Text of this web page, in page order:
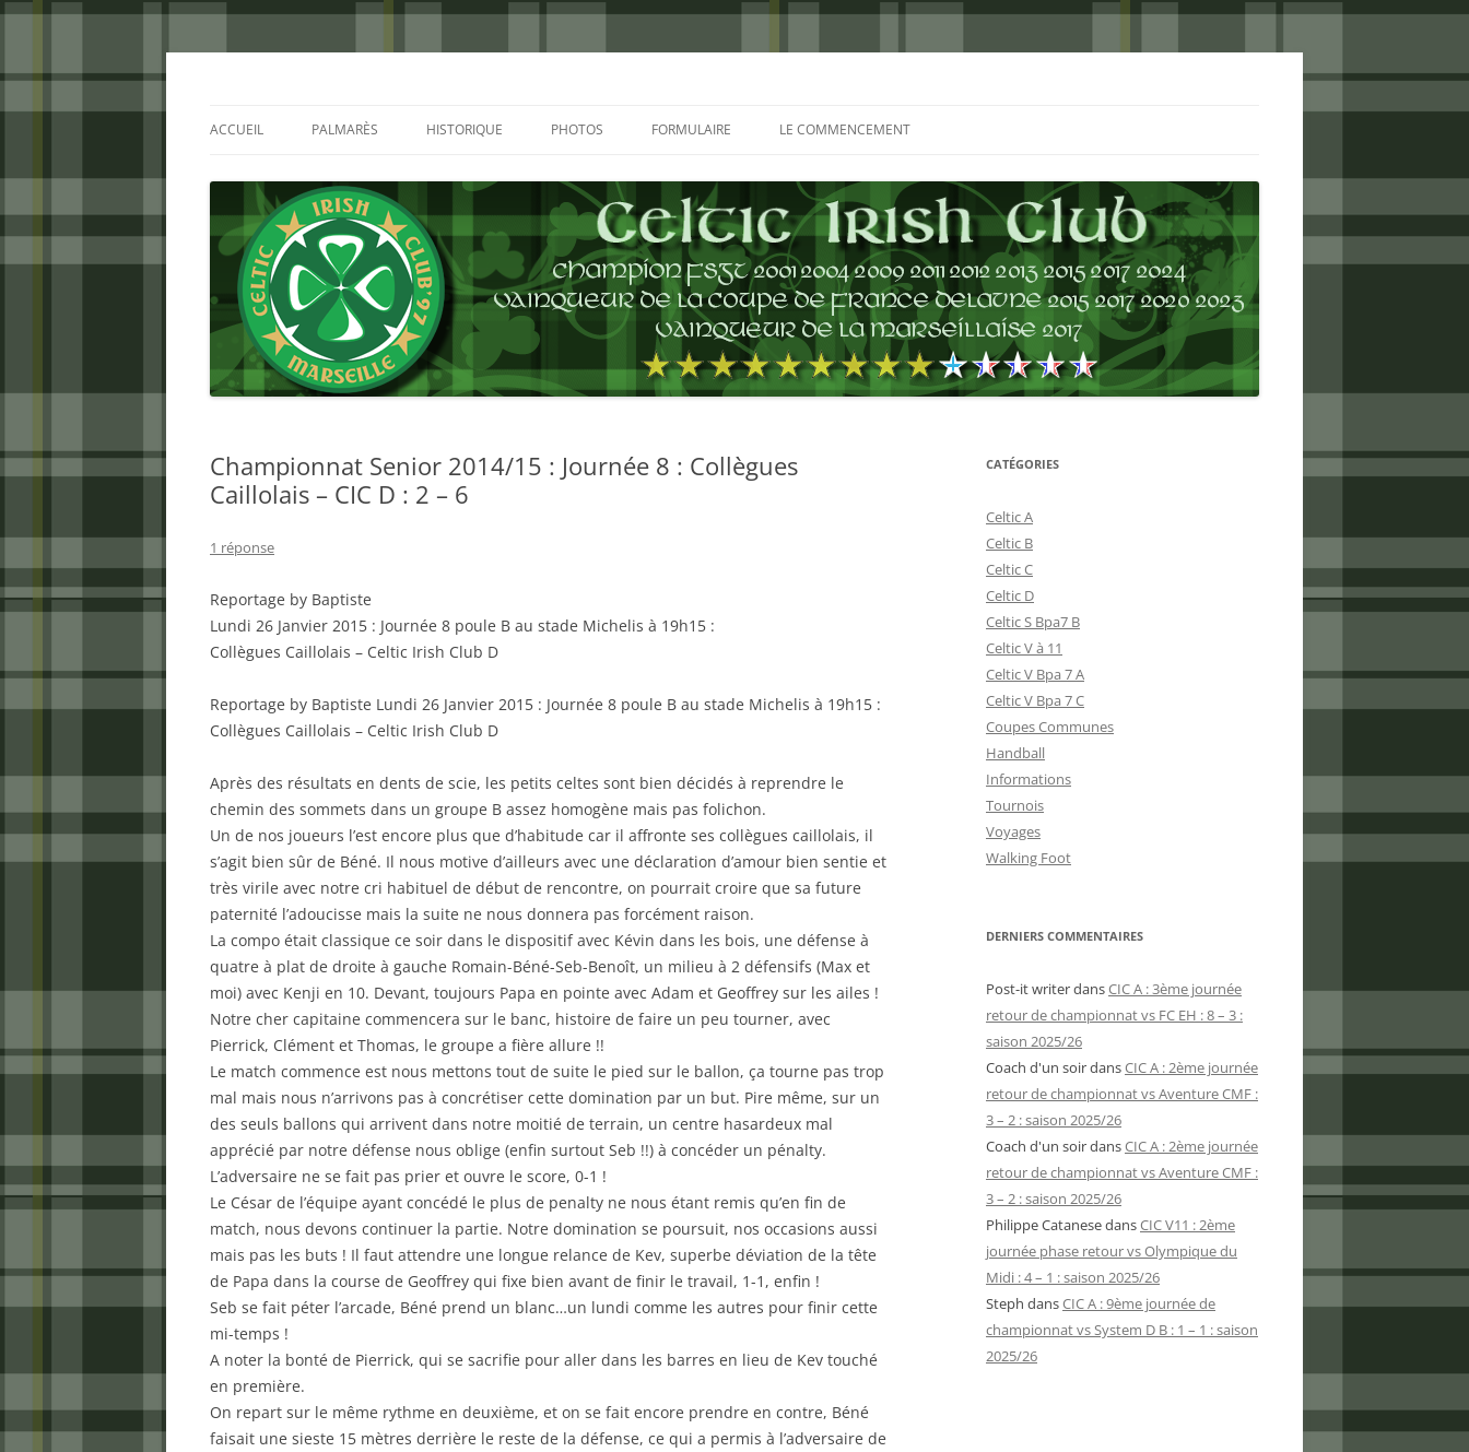
Aller
ACCUEIL PALMARÈS HISTORIQUE PHOTOS
GLASGOW 2002
CHARLIE & THE BHOYS 2006
PRAGUE 2006
NICE 2008
FORMULAIRE LE COMMENCEMENT
Championnat Senior 2014/15 : Journée 8 : Collègues
Caillolais – CIC D : 2 – 6
1 réponse
Reportage by Baptiste
Lundi 26 Janvier 2015 : Journée 8 poule B au stade Michelis à 19h15 :
Collègues Caillolais – Celtic Irish Club D
Reportage by Baptiste Lundi 26 Janvier 2015 : Journée 8 poule B au stade Michelis à 19h15 :
Collègues Caillolais – Celtic Irish Club D
Après des résultats en dents de scie, les petits celtes sont bien décidés à reprendre le
chemin des sommets dans un groupe B assez homogène mais pas folichon.
Un de nos joueurs l’est encore plus que d’habitude car il affronte ses collègues caillolais, il
s’agit bien sûr de Béné. Il nous motive d’ailleurs avec une déclaration d’amour bien sentie et
très virile avec notre cri habituel de début de rencontre, on pourrait croire que sa future
paternité l’adoucisse mais la suite ne nous donnera pas forcément raison.
La compo était classique ce soir dans le dispositif avec Kévin dans les bois, une défense à
quatre à plat de droite à gauche Romain-Béné-Seb-Benoît, un milieu à 2 défensifs (Max et
moi) avec Kenji en 10. Devant, toujours Papa en pointe avec Adam et Geoffrey sur les ailes !
Notre cher capitaine commencera sur le banc, histoire de faire un peu tourner, avec
Pierrick, Clément et Thomas, le groupe a fière allure !!
Le match commence est nous mettons tout de suite le pied sur le ballon, ça tourne pas trop
mal mais nous n’arrivons pas à concrétiser cette domination par un but. Pire même, sur un
des seuls ballons qui arrivent dans notre moitié de terrain, un centre hasardeux mal
apprécié par notre défense nous oblige (enfin surtout Seb !!) à concéder un pénalty.
L’adversaire ne se fait pas prier et ouvre le score, 0-1 !
Le César de l’équipe ayant concédé le plus de penalty ne nous étant remis qu’en fin de
match, nous devons continuer la partie. Notre domination se poursuit, nos occasions aussi
mais pas les buts ! Il faut attendre une longue relance de Kev, superbe déviation de la tête
de Papa dans la course de Geoffrey qui fixe bien avant de finir le travail, 1-1, enfin !
Seb se fait péter l’arcade, Béné prend un blanc…un lundi comme les autres pour finir cette
mi-temps !
A noter la bonté de Pierrick, qui se sacrifie pour aller dans les barres en lieu de Kev touché
en première.
On repart sur le même rythme en deuxième, et on se fait encore prendre en contre, Béné
faisait une sieste 15 mètres derrière le reste de la défense, ce qui a permis à l’adversaire de
CATÉGORIES
Celtic A
Celtic B
Celtic C
Celtic D
Celtic S Bpa7 B
Celtic V à 11
Celtic V Bpa 7 A
Celtic V Bpa 7 C
Coupes Communes
Handball
Informations
Tournois
Voyages
Walking Foot
DERNIERS COMMENTAIRES
Post-it writerdansCIC A : 3ème journée
retour de championnat vs FC EH : 8 – 3 :
saison 2025/26
Coach d'un soirdansCIC A : 2ème journée
retour de championnat vs Aventure CMF :
3 – 2 : saison 2025/26
Coach d'un soirdansCIC A : 2ème journée
retour de championnat vs Aventure CMF :
3 – 2 : saison 2025/26
Philippe CatanesedansCIC V11 : 2ème
journée phase retour vs Olympique du
Midi : 4 – 1 : saison 2025/26
Steph dansCIC A : 9ème journée de
championnat vs System D B : 1 – 1 : saison
2025/26